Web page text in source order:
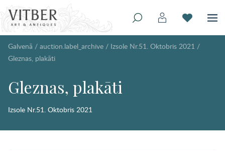
Galvenā / auction.label_archive / Izsole Nr.51. Oktobris 2021 /
Gleznas, plakāti
Gleznas, plakāti
Izsole Nr.51. Oktobris 2021